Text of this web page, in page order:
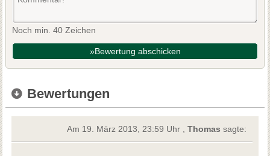
Noch min. 40 Zeichen
»Bewertung abschicken
Bewertungen
Am 19. März 2013, 23:59 Uhr ,Thomas sagte: